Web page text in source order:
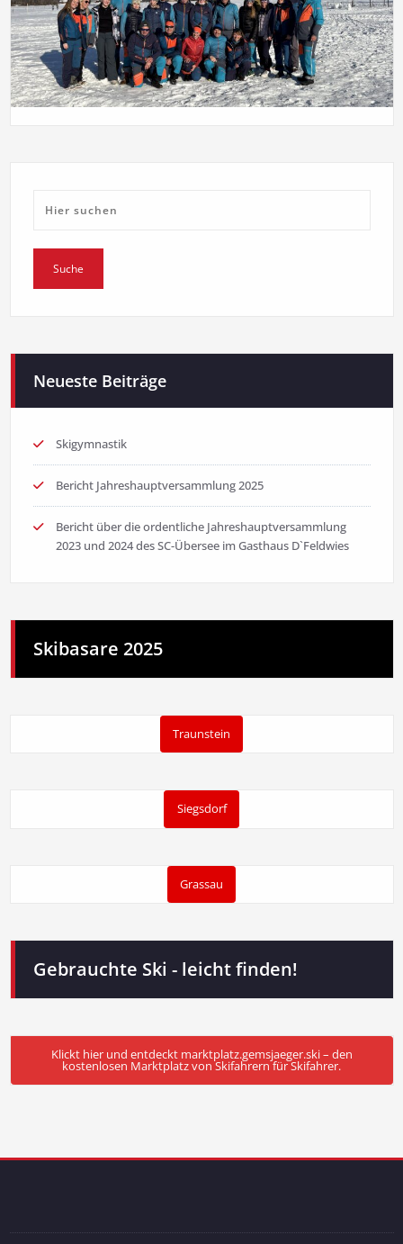
Neueste Beiträge
Skigymnastik
Bericht Jahreshauptversammlung 2025
Bericht über die ordentliche Jahreshauptversammlung
2023 und 2024 des SC-Übersee im Gasthaus D`Feldwies
Skibasare 2025
Traunstein
Siegsdorf
Grassau
Gebrauchte Ski - leicht finden!
Klickt hier und entdeckt marktplatz.gemsjaeger.ski – den
kostenlosen Marktplatz von Skifahrern für Skifahrer.